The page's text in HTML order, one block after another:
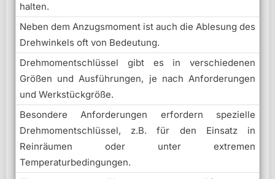
halten.
Neben dem Anzugsmoment ist auch die Ablesung des
Drehwinkels oft von Bedeutung.
Drehmomentschlüssel gibt es in verschiedenen
Größen und Ausführungen, je nach Anforderungen
und Werkstückgröße.
Besondere Anforderungen erfordern spezielle
Drehmomentschlüssel, z.B. für den Einsatz in
Reinräumen oder unter extremen
Temperaturbedingungen.